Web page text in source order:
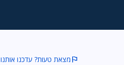
flag מצאת טעות? עדכנו אותנו